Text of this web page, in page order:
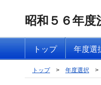
昭和５６年度
トップ 年度選
トップ > 年度選択 >